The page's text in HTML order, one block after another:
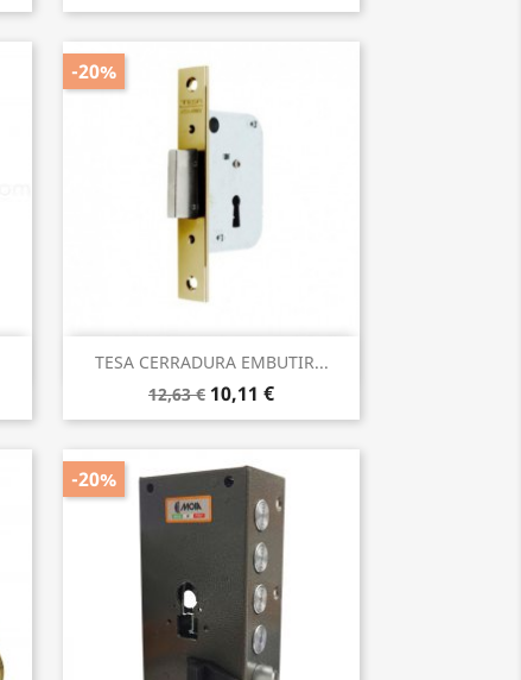
TESA CERRADURA EMBUTIR...
12,63 € 10,11 €
-20%
Vista rápida
-20%